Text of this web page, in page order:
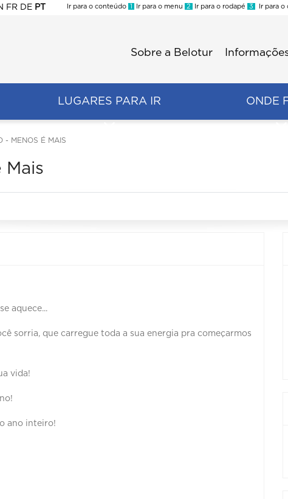
FR DE PT
Ir para o conteúdo 1 Ir para o menu 2 Ir para o rodapé 3 Ir para o
Sobre a Belotur
LUGARES PARA IR ONDE
- MENOS É MAIS
Mais
aquece...
sorria, que carregue toda a sua energia pra começarmos
vida!
ano inteiro!